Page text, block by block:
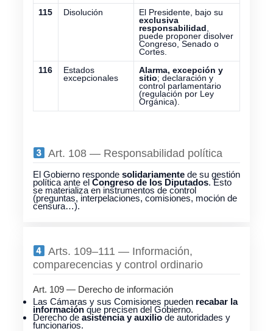
115
Disolución
El Presidente, bajo su
exclusiva
responsabilidad,
puede proponer disolver
Congreso, Senado o
Cortes.
116
Estados
excepcionales
Alarma, excepción y
sitio; declaración y
control parlamentario
(regulación por Ley
Orgánica).
Art. 108 — Responsabilidad política
El Gobierno responde solidariamente de su gestión
política ante el Congreso de los Diputados. Esto
se materializa en instrumentos de control
(preguntas, interpelaciones, comisiones, moción de
censura…).
Arts. 109–111 — Información,
comparecencias y control ordinario
Art. 109 — Derecho de información
Las Cámaras y sus Comisiones pueden recabar la
información que precisen del Gobierno.
Derecho de asistencia y auxilio de autoridades y
funcionarios.